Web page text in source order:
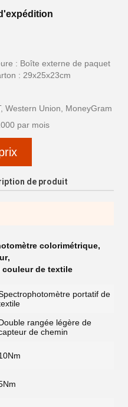
: Boîte externe de paquet
: 29x25x23cm
Western Union, MoneyGram
par mois
de produit
colorimétrique,
,
de textile
portatif de
rangée légère de
de chemin